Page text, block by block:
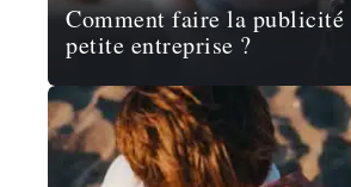
Comment faire la publicité
petite entreprise ?